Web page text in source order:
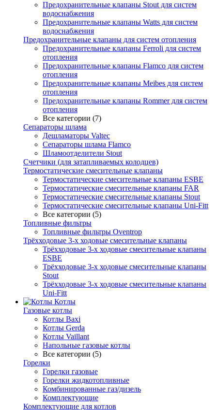
Предохранительные клапаны Stout для систем
водоснабжения
Предохранительные клапаны Watts для систем
водоснабжения
Предохранительные клапаны для систем отопления
Предохранительные клапаны Ferroli для систем
отопления
Предохранительные клапаны Flamco для систем
отопления
Предохранительные клапаны Meibes для систем
отопления
Предохранительные клапаны Rommer для систем
отопления
Все категории (7)
Сепараторы шлама
Дешламаторы Valtec
Сепараторы шлама Flamco
Шламоотделители Stout
Счетчики (для затапливаемых колодцев)
Термостатические смесительные клапаны
Термостатические смесительные клапаны ESBE
Термостатические смесительные клапаны FAR
Термостатические смесительные клапаны Stout
Термостатические смесительные клапаны Uni-Fitt
Все категории (5)
Топливные фильтры
Топливные фильтры Oventrop
Трёхходовые 3-х ходовые смесительные клапаны
Трёхходовые 3-х ходовые смесительные клапаны
ESBE
Трёхходовые 3-х ходовые смесительные клапаны
Stout
Трёхходовые 3-х ходовые смесительные клапаны
Uni-Fitt
Котлы
Газовые котлы
Котлы Baxi
Котлы Gerda
Котлы Vaillant
Напольные газовые котлы
Все категории (5)
Горелки
Горелки газовые
Горелки жидкотопливные
Комбинированные газ/дизель
Комплектующие
Комплектующие для котлов